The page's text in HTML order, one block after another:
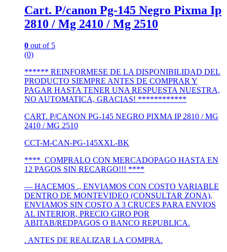
Cart. P/canon Pg-145 Negro Pixma Ip
2810 / Mg 2410 / Mg 2510
0 out of 5
(0)
****** REINFORMESE DE LA DISPONIBILIDAD DEL
PRODUCTO SIEMPRE ANTES DE COMPRAR Y
PAGAR HASTA TENER UNA RESPUESTA NUESTRA,
NO AUTOMATICA, GRACIAS! ************
CART. P/CANON PG-145 NEGRO PIXMA IP 2810 / MG
2410 / MG 2510
CCT-M-CAN-PG-145XXL-BK
**** COMPRALO CON MERCADOPAGO HASTA EN
12 PAGOS SIN RECARGO!!! ****
— HACEMOS ., ENVIAMOS CON COSTO VARIABLE
DENTRO DE MONTEVIDEO (CONSULTAR ZONA),
ENVIAMOS SIN COSTO A 3 CRUCES PARA ENVIOS
AL INTERIOR, PRECIO GIRO POR
ABITAB/REDPAGOS O BANCO REPUBLICA.
. ANTES DE REALIZAR LA COMPRA.